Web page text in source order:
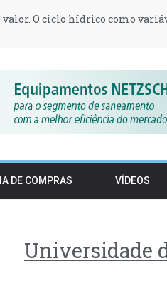
valor. O ciclo hídrico como
milhões para projetos de
em 2027: a revolução
postos de
do Estuário do Tejo e
vender stocks de
DE COMPRAS VÍDEOS
Universidade